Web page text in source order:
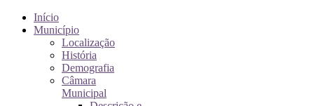
Início
Município
Localização
História
Demografia
Câmara
Municipal